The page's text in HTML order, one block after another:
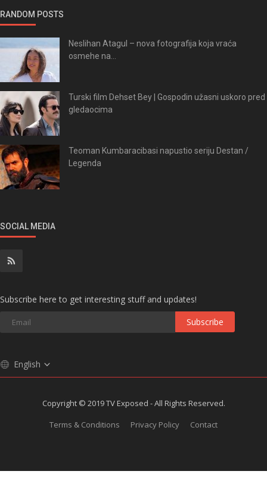
RANDOM POSTS
Neslihan Atagul – nova fotografija koja vraća
osmehe na...
Turski film Dehset Bey | Gospodin užasni uskoro pred
gledaocima
Teoman Kumbaracibasi napustio seriju Destan /
Legenda
SOCIAL MEDIA
Subscribe here to get interesting stuff and updates!
Subscribe
English
Copyright © 2019 TV Exposed - All Rights Reserved.
Terms & Conditions
Privacy Policy Contact